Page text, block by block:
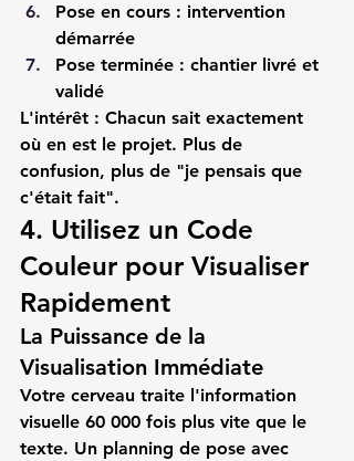
Pose en cours : intervention
démarrée
Pose terminée : chantier livré et
validé
L'intérêt : Chacun sait exactement
où en est le projet. Plus de
confusion, plus de "je pensais que
c'était fait".
4. Utilisez un Code
Couleur pour Visualiser
Rapidement
La Puissance de la
Visualisation Immédiate
Votre cerveau traite l'information
visuelle 60 000 fois plus vite que le
texte. Un planning de pose avec